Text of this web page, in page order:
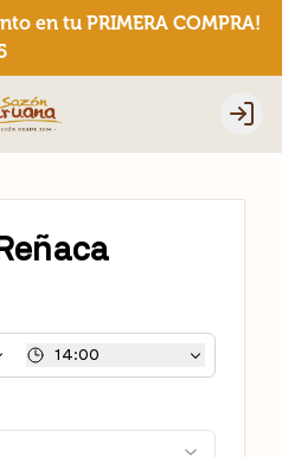
en tu PRIMERA COMPRA!